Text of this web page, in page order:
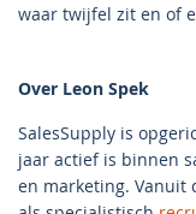
waar twijfel zit en of
Over Leon Spek
SalesSupply is
jaar actief is binnen
en marketing. Vanuit